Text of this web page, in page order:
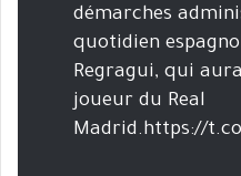
démarches
quotidien
Regragui, qui
joueur du Real
Madrid.https://